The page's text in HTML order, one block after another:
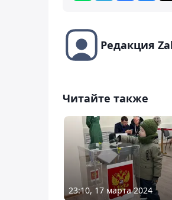
Редакция
Читайте также
23:10, 17 марта 2024